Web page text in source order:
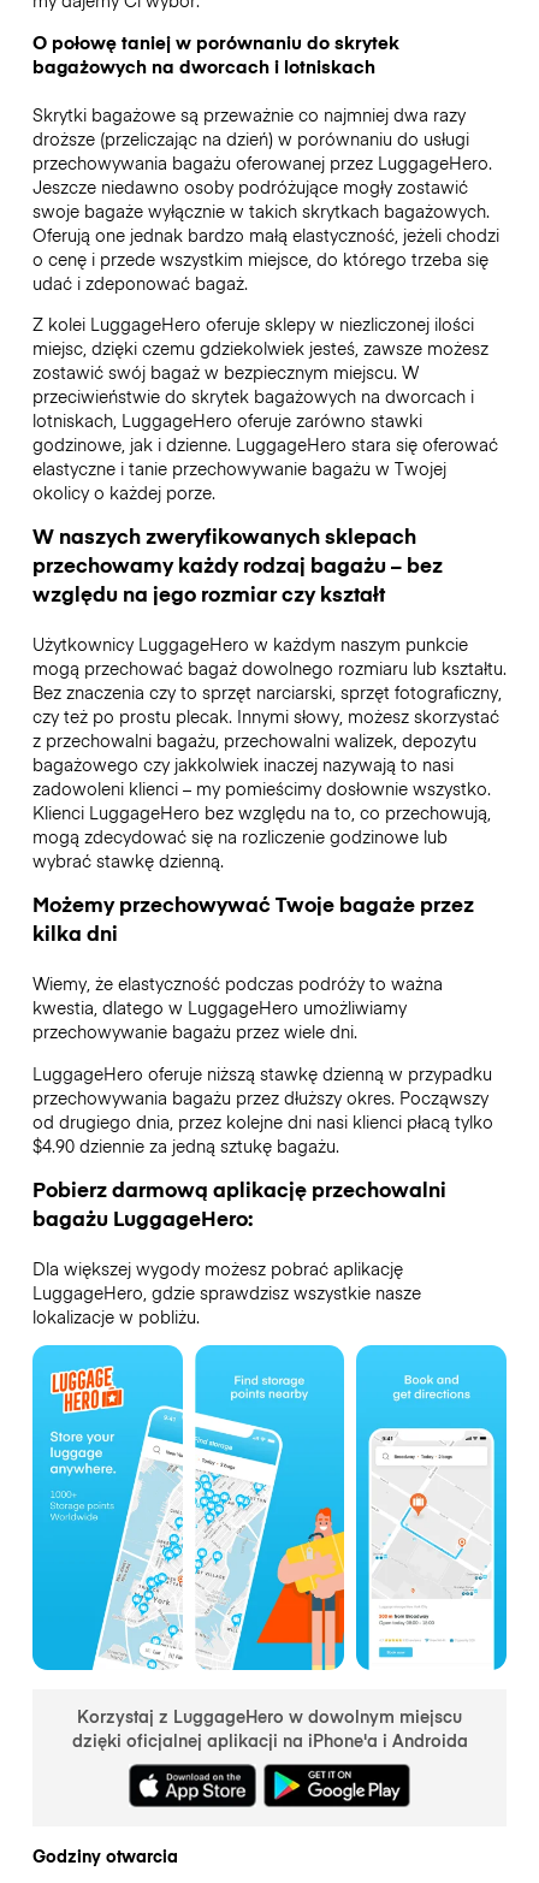
O połowę taniej w porównaniu do skrytek
bagażowych na dworcach i lotniskach
Skrytki bagażowe są przeważnie co najmniej dwa razy
droższe (przeliczając na dzień) w porównaniu do usługi
przechowywania bagażu oferowanej przez LuggageHero.
Jeszcze niedawno osoby podróżujące mogły zostawić
swoje bagaże wyłącznie w takich skrytkach bagażowych.
Oferują one jednak bardzo małą elastyczność, jeżeli chodzi
o cenę i przede wszystkim miejsce, do którego trzeba się
udać i zdeponować bagaż.
Z kolei LuggageHero oferuje sklepy w niezliczonej ilości
miejsc, dzięki czemu gdziekolwiek jesteś, zawsze możesz
zostawić swój bagaż w bezpiecznym miejscu. W
przeciwieństwie do skrytek bagażowych na dworcach i
lotniskach, LuggageHero oferuje zarówno stawki
godzinowe, jak i dzienne. LuggageHero stara się oferować
elastyczne i tanie przechowywanie bagażu w Twojej
okolicy o każdej porze.
W naszych zweryfikowanych sklepach
przechowamy każdy rodzaj bagażu – bez
względu na jego rozmiar czy kształt
Użytkownicy LuggageHero w każdym naszym punkcie
mogą przechować bagaż dowolnego rozmiaru lub kształtu.
Bez znaczenia czy to sprzęt narciarski, sprzęt fotograficzny,
czy też po prostu plecak. Innymi słowy, możesz skorzystać
z przechowalni bagażu, przechowalni walizek, depozytu
bagażowego czy jakkolwiek inaczej nazywają to nasi
zadowoleni klienci – my pomieścimy dosłownie wszystko.
Klienci LuggageHero bez względu na to, co przechowują,
mogą zdecydować się na rozliczenie godzinowe lub
wybrać stawkę dzienną.
Możemy przechowywać Twoje bagaże przez
kilka dni
Wiemy, że elastyczność podczas podróży to ważna
kwestia, dlatego w LuggageHero umożliwiamy
przechowywanie bagażu przez wiele dni.
LuggageHero oferuje niższą stawkę dzienną w przypadku
przechowywania bagażu przez dłuższy okres. Począwszy
od drugiego dnia, przez kolejne dni nasi klienci płacą tylko
$4.90 dziennie za jedną sztukę bagażu.
Pobierz darmową aplikację przechowalni
bagażu LuggageHero:
Dla większej wygody możesz pobrać aplikację
LuggageHero, gdzie sprawdzisz wszystkie nasze
lokalizacje w pobliżu.
Korzystaj z LuggageHero w dowolnym miejscu
dzięki oficjalnej aplikacji na iPhone'a i Androida
Godziny otwarcia